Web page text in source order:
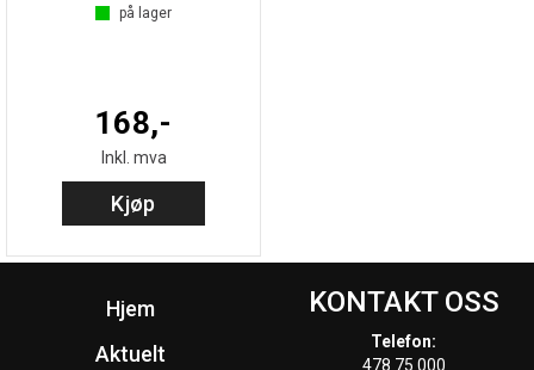
på lager
168,-
Inkl. mva
Kjøp
Hjem
Aktuelt
KONTAKT OSS
Telefon:
478 75 000